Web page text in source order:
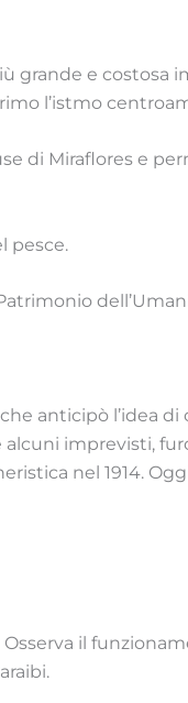
grande e costosa
l’istmo
di Miraflores e
pesce.
anticipò l’idea
imprevisti,
nel 1914.
il